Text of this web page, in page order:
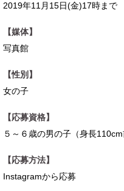
2019年11月15日(金)17時まで
【媒体】
写真館
【性別】
女の子
【応募資格】
５～６歳の男の子（身長110cm
【応募方法】
Instagramから応募